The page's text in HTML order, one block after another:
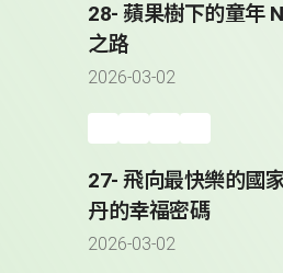
28- 蘋果樹下的童年
之路
2026-03-02
27- 飛向最快樂的國
丹的幸福密碼
2026-03-02